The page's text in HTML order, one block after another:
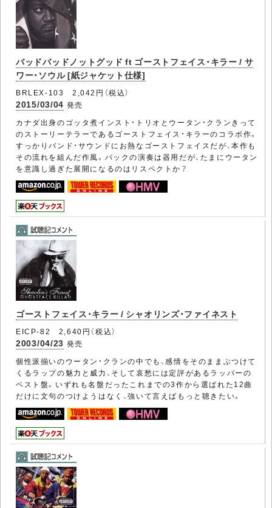
バッドバッドノットグッド ft ゴーストフェイス・キラー / サ
ワー・ソウル [紙ジャケット仕様]
BRLEX-103 2,042円（税込）
2015/03/04 発売
カナダ出身のゴッタ煮インスト・トリオとウータン・クランきって
のストーリーテラーであるゴーストフェイス・キラーのコラボ作。
すっかりバンド・サウンドにお熱なゴーストフェイスだが、本作も
その流れを組んだ作風。バックの演奏は器用だが、たまにウータン
を意識し過ぎた展開になるのはリスペクトか？
ゴーストフェイス・キラー / シャオリンズ・ファイネスト
EICP-82 2,640円（税込）
2003/04/23 発売
個性派揃いのウータン・クランの中でも、感情をそのままぶつけて
くるラップの魅力と威力、そして哀愁には定評があるラッパーの
ベスト盤。いずれも名盤だったこれまでの3作から選ばれた12曲
だけに文句のつけようはなく、強いて言えばもっと聴きたい。